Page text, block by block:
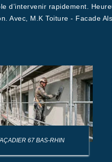
d’intervenir rapidement.
Avec, M.K Toiture - Facade
67 BAS-RHIN